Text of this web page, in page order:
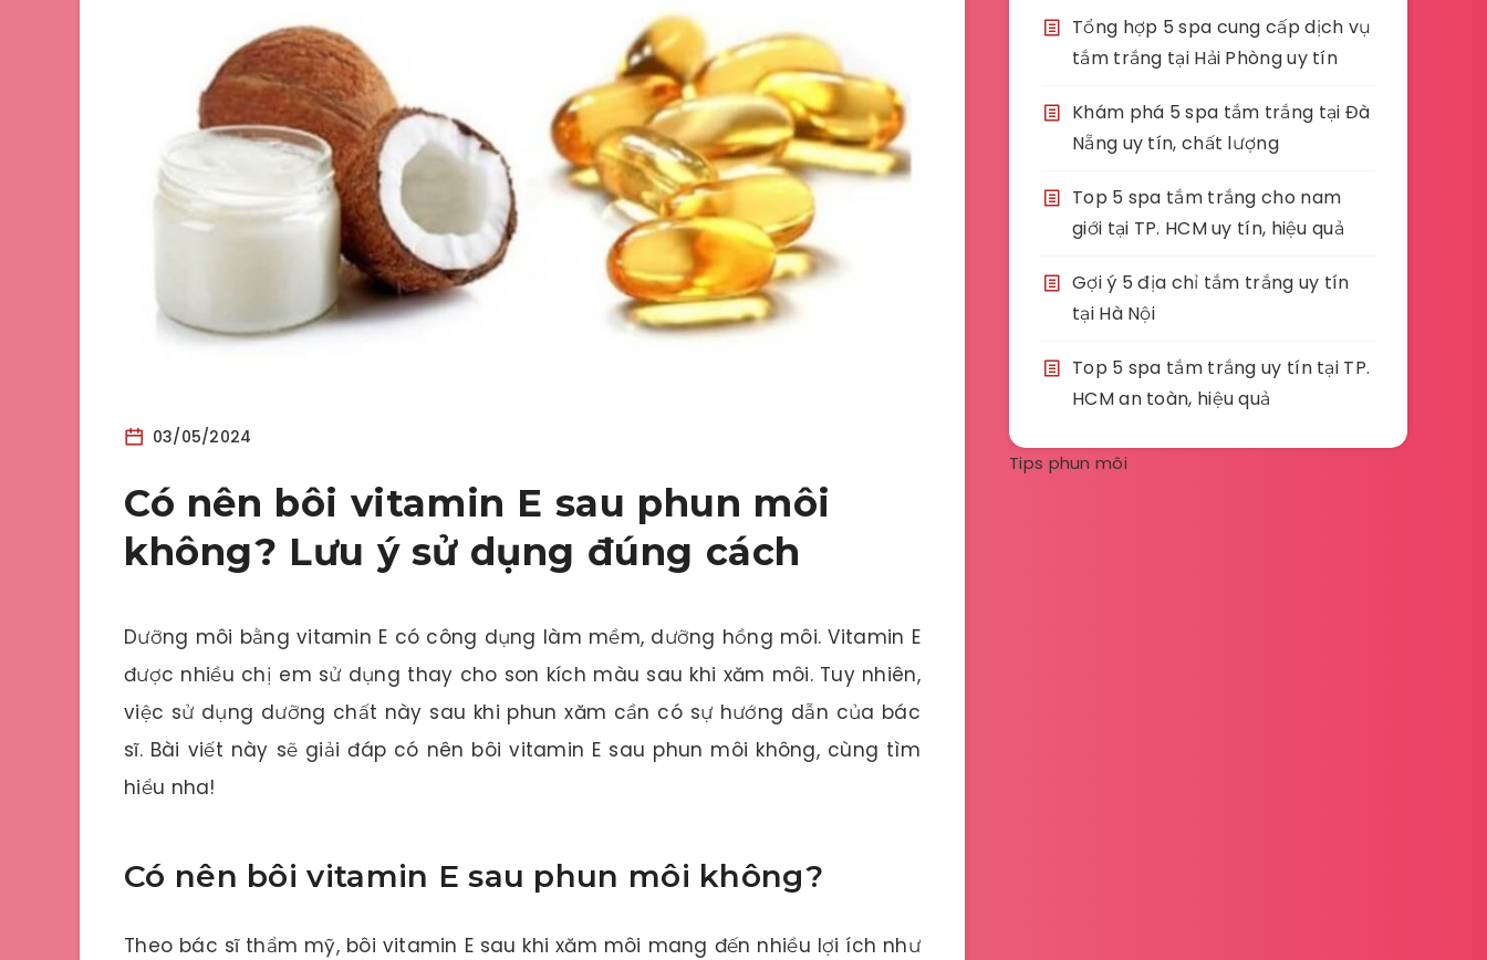
03/05/2024
Có nên bôi vitamin E sau phun môi
không? Lưu ý sử dụng đúng cách
Dưỡng môi bằng vitamin E có công dụng làm mềm, dưỡng hồng môi. Vitamin E
được nhiều chị em sử dụng thay cho son kích màu sau khi xăm môi. Tuy nhiên,
việc sử dụng dưỡng chất này sau khi phun xăm cần có sự hướng dẫn của bác
sĩ. Bài viết này sẽ giải đáp có nên bôi vitamin E sau phun môi không, cùng tìm
hiểu nha!
Có nên bôi vitamin E sau phun môi không?
Theo bác sĩ thẩm mỹ, bôi vitamin E sau khi xăm môi mang đến nhiều lợi ích như
Tổng hợp 5 spa cung cấp dịch vụ
tắm trắng tại Hải Phòng uy tín
Khám phá 5 spa tắm trắng tại Đà
Nẵng uy tín, chất lượng
Top 5 spa tắm trắng cho nam
giới tại TP. HCM uy tín, hiệu quả
Gợi ý 5 địa chỉ tắm trắng uy tín
tại Hà Nội
Top 5 spa tắm trắng uy tín tại TP.
HCM an toàn, hiệu quả
Tips phun môi